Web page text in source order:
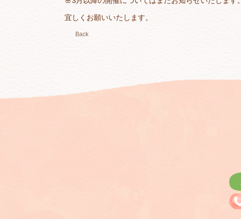
宜しくお願いいたします。
Back